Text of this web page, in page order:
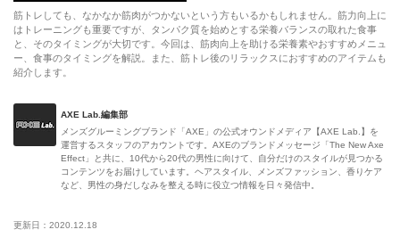
筋トレしても、なかなか筋肉がつかないという方もいるかもしれません。筋力向上に
はトレーニングも重要ですが、タンパク質を始めとする栄養バランスの取れた食事
と、そのタイミングが大切です。今回は、筋肉向上を助ける栄養素やおすすめメニュ
ー、食事のタイミングを解説。また、筋トレ後のリラックスにおすすめのアイテムも
紹介します。
AXE Lab.編集部
メンズグルーミングブランド「AXE」の公式オウンドメディア【AXE Lab.】を
運営するスタッフのアカウントです。AXEのブランドメッセージ「The New Axe
Effect」と共に、10代から20代の男性に向けて、自分だけのスタイルが見つかる
コンテンツをお届けしています。ヘアスタイル、メンズファッション、香りケア
など、男性の身だしなみを整える時に役立つ情報を日々発信中。
更新日：2020.12.18